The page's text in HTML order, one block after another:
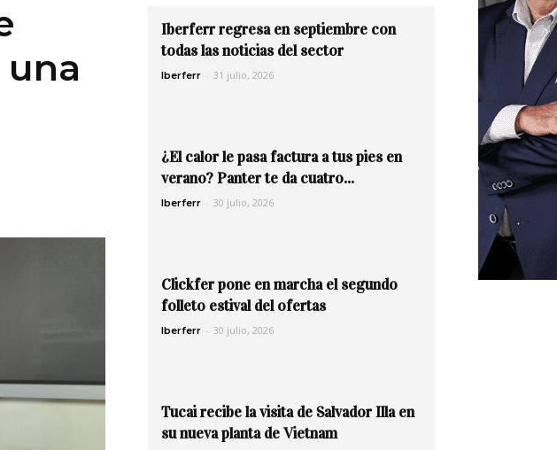
Iberferr regresa en septiembre con
todas las noticias del sector
Iberferr - 31 julio, 2026
¿El calor le pasa factura a tus pies en
verano? Panter te da cuatro...
Iberferr - 30 julio, 2026
Clickfer pone en marcha el segundo
folleto estival del ofertas
Iberferr - 30 julio, 2026
Tucai recibe la visita de Salvador Illa en
su nueva planta de Vietnam